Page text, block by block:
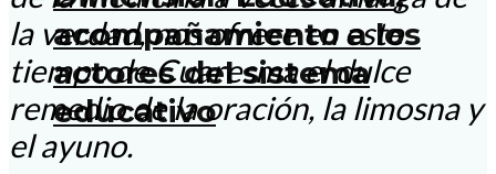
acompañamiento a los
actores del sistema
educativo
la verdad, nos ofrece en este
tiempo de Cuaresma el dulce
remedio de la oración, la limosna y
el ayuno.